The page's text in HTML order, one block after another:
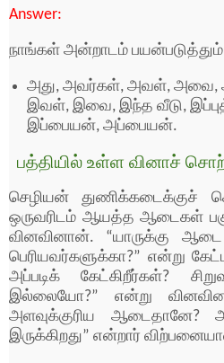
Answer:
நாங்கள் அன்றாடம் பயன்படுத்தும்
அது, அவர்கள், அவள், அவை,
இவள், இவை, இந்த வீடு,
இப்பையன், அப்பையன்.
பத்தியில் உள்ள வினாச்
செழியன் துணிக்கடைக்குச்
ஒருவரிடம் ஆயத்த ஆடைகள்
வினவினான். “யாருக்கு
பெரியவர்களுக்கா?” என்று
அப்படிக் கேட்கிறீர்கள்?
இல்லையோ?” என்று
அளவுக்குரிய ஆடைதானே?
இருக்கிறது” என்றார்